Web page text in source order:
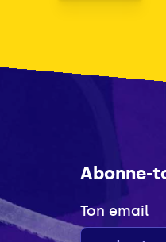
Abonne-
Ton email